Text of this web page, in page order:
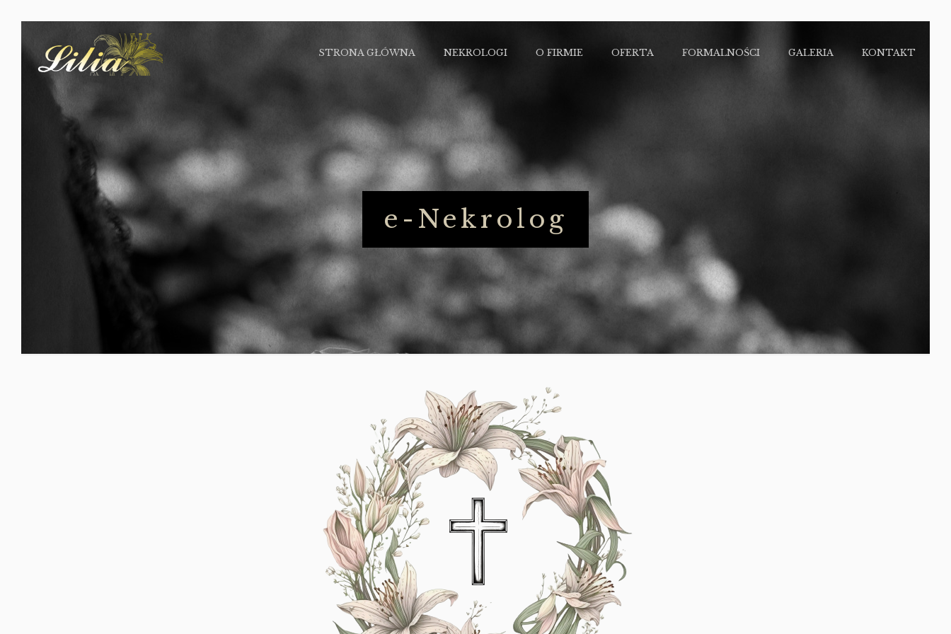
STRONA GŁÓWNA NEKROLOGI O FIRMIE OFERTA FORMALNOŚCI GALERIA KONTAKT
e-Nekrolog